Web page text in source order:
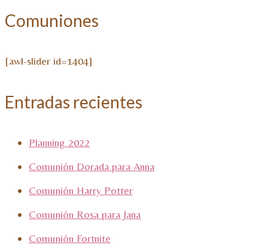
Comuniones
[awl-slider id=1404]
Entradas recientes
Planning 2022
Comunión Dorada para Anna
Comunión Harry Potter
Comunión Rosa para Jana
Comunión Fortnite